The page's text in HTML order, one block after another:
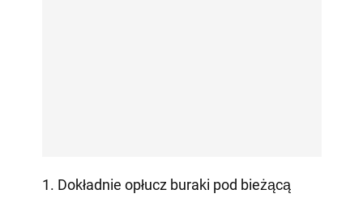
1. Dokładnie opłucz buraki pod bieżącą